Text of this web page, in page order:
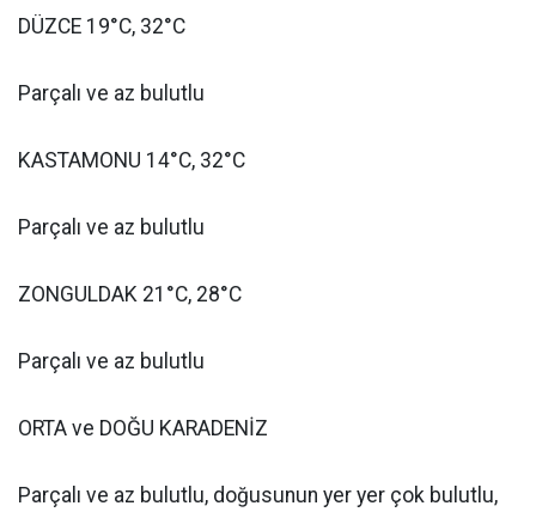
DÜZCE 19°C, 32°C
Parçalı ve az bulutlu
KASTAMONU 14°C, 32°C
Parçalı ve az bulutlu
ZONGULDAK 21°C, 28°C
Parçalı ve az bulutlu
ORTA ve DOĞU KARADENİZ
Parçalı ve az bulutlu, doğusunun yer yer çok bulutlu,